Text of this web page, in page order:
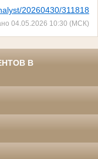
20260430/
04.05.2026 10:30 (МСК)
В